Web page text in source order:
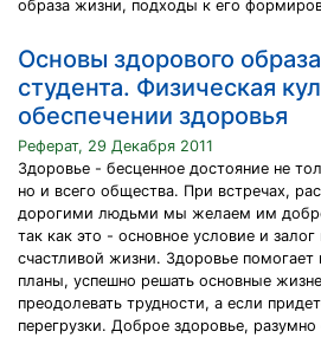
образа жизни, подходы к его
Основы здорового
студента. Физическая
обеспечении здоровья
Реферат, 29 Декабря 2011
Здоровье - бесценное достояние не
но и всего общества. При встречах,
дорогими людьми мы желаем им
так как это - основное условие и
счастливой жизни. Здоровье
планы, успешно решать основные
преодолевать трудности, а если
перегрузки. Доброе здоровье,